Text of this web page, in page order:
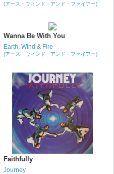
(アース・ウィンド・アンド・ファイアー)
Wanna Be With You
Earth, Wind & Fire
(アース・ウィンド・アンド・ファイアー)
Faithfully
Journey